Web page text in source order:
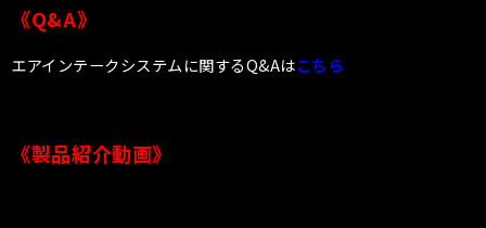
《Q&A》
エアインテークシステムに関するQ&Aはこちら
《製品紹介動画》